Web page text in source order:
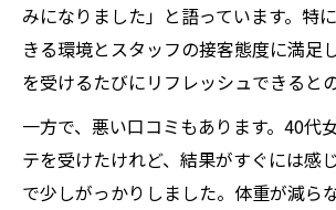
みになりました」と語っています。特
きる環境とスタッフの接客態度に満足
を受けるたびにリフレッシュできると
一方で、悪い口コミもあります。40代
テを受けたけれど、結果がすぐには感
で少しがっかりしました。体重が減ら